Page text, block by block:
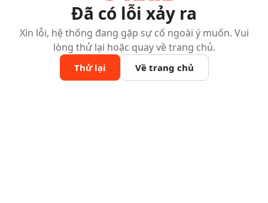
Đã có lỗi xảy ra
Xin lỗi, hệ thống đang gặp sự cố ngoài ý muốn. Vui
lòng thử lại hoặc quay về trang chủ.
Thử lại Về trang chủ